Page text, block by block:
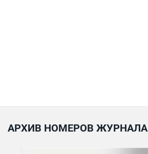
АРХИВ НОМЕРОВ ЖУРНАЛА